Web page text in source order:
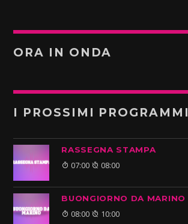
ORA IN ONDA
I PROSSIMI PROGRAMMI
RASSEGNA STAMPA
07:00 08:00
BUONGIORNO DA MARINO
08:00 10:00